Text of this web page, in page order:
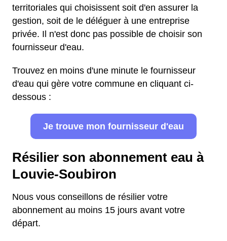
territoriales qui choisissent soit d'en assurer la
gestion, soit de le déléguer à une entreprise
privée. Il n'est donc pas possible de choisir son
fournisseur d'eau.
Trouvez en moins d'une minute le fournisseur
d'eau qui gère votre commune en cliquant ci-
dessous :
Je trouve mon fournisseur d'eau
Résilier son abonnement eau à
Louvie-Soubiron
Nous vous conseillons de résilier votre
abonnement au moins 15 jours avant votre
départ.